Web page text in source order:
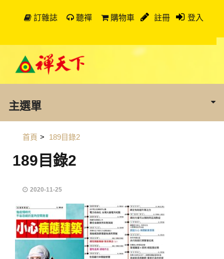
訂雜誌 聽禪 購物車 註冊 登入
主選單
首頁 > 189目錄2
189目錄2
2020-11-25